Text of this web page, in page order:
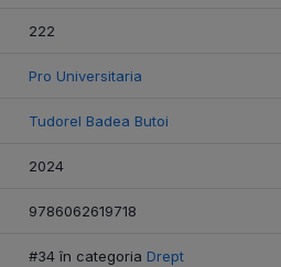
222
Pro Universitaria
Tudorel Badea Butoi
2024
9786062619718
#34 în categoria Drept